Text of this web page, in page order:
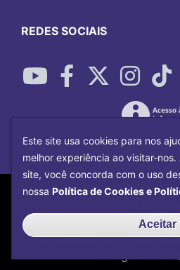
REDES SOCIAIS
Copyright©2026
Centro
Informação e
código aberto
Este site usa cookies para nos
melhor experiência ao visitar-
site, você concorda com o uso
nossa Política de Cookies e
Aceitar